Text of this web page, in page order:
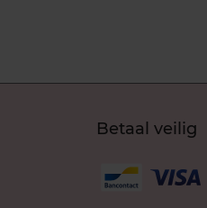
Betaal veilig